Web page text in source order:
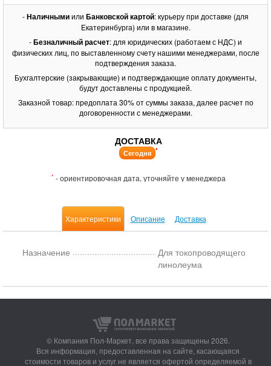
-Наличнымиили Банковской картой: курьеру при доставке (для
Екатеринбурга) или в магазине.
-Безналичный расчет: для юридических (работаем с НДС) и
физических лиц, по выставленному счету нашими менеджерами, после
подтверждения заказа.
Бухгалтерские (закрывающие) и подтверждающие оплату документы,
будут доставлены с продукцией.
Заказной товар: предоплата 30% от суммы заказа, далее расчет по
договоренности с менеджерами.
ДОСТАВКА
Сегодня *
* - ориентировочная дата, уточняйте у менеджера
Характеристики Описание Доставка
Назначение
Для токопроводящего
линолеума
© Компания Пол-Маркет, все права защищены 2026.
Вся информация, предоставленная на сайте, касающаяся
стоимости товаров и услуг не является офертой определяемой в